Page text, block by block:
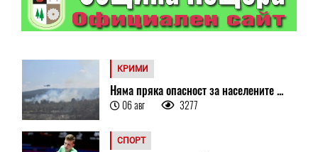
КРИМИ
Няма пряка опасност за населените ...
06 авг 3277
СПОРТ